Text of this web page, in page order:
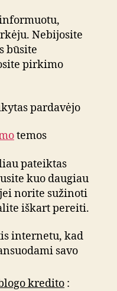
Nebijosite
būsite
pirkimo
pardavėjo
temos
pateiktas
kuo daugiau
norite sužinoti
iškart pereiti.
internetu, kad
savo
kredito :